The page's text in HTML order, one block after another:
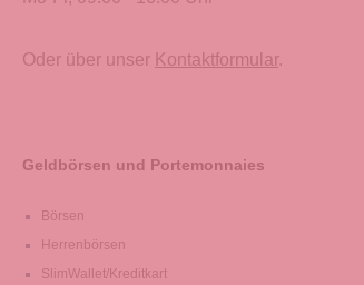
Oder über unser Kontaktformular.
Geldbörsen und Portemonnaies
Börsen
Herrenbörsen
SlimWallet/Kreditkart